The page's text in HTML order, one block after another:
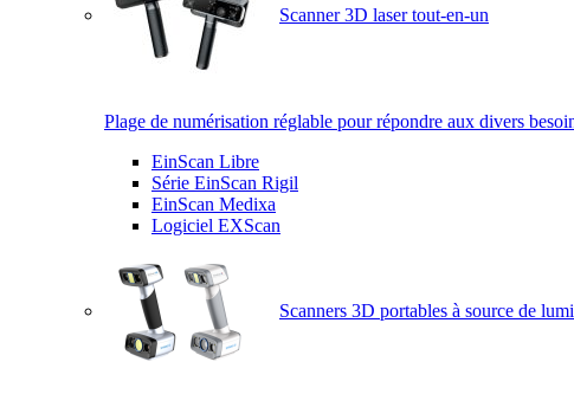
Scanner 3D laser tout-en-un
Plage de numérisation réglable pour répondre aux divers
EinScan Libre
Série EinScan Rigil
EinScan Medixa
Logiciel EXScan
Scanners 3D portables à source de